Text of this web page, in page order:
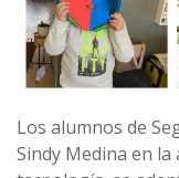
Los alumnos de
Sindy Medina en